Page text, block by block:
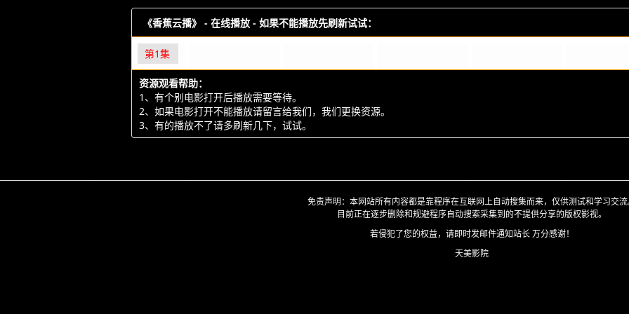
《香蕉云播》 - 在线播放 - 如果不能播放先刷新试试：
第1集
资源观看帮助：
1、有个别电影打开后播放需要等待。
2、如果电影打开不能播放请留言给我们，我们更换资源。
3、有的播放不了请多刷新几下，试试。
免责声明：本网站所有内容都是靠程序在互联网上自动搜集而来，仅供测试和学习交
目前正在逐步删除和规避程序自动搜索采集到的不提供分享的版权影视。
若侵犯了您的权益，请即时发邮件通知站长 万分感谢！
天美影院